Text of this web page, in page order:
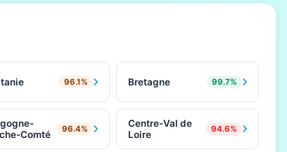
96.1% Bretagne 99.7%
Comté
96.4%
Centre-Val de
Loire
94.6%